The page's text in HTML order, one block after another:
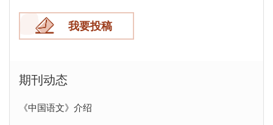
我要投稿
期刊动态
《中国语文》介绍